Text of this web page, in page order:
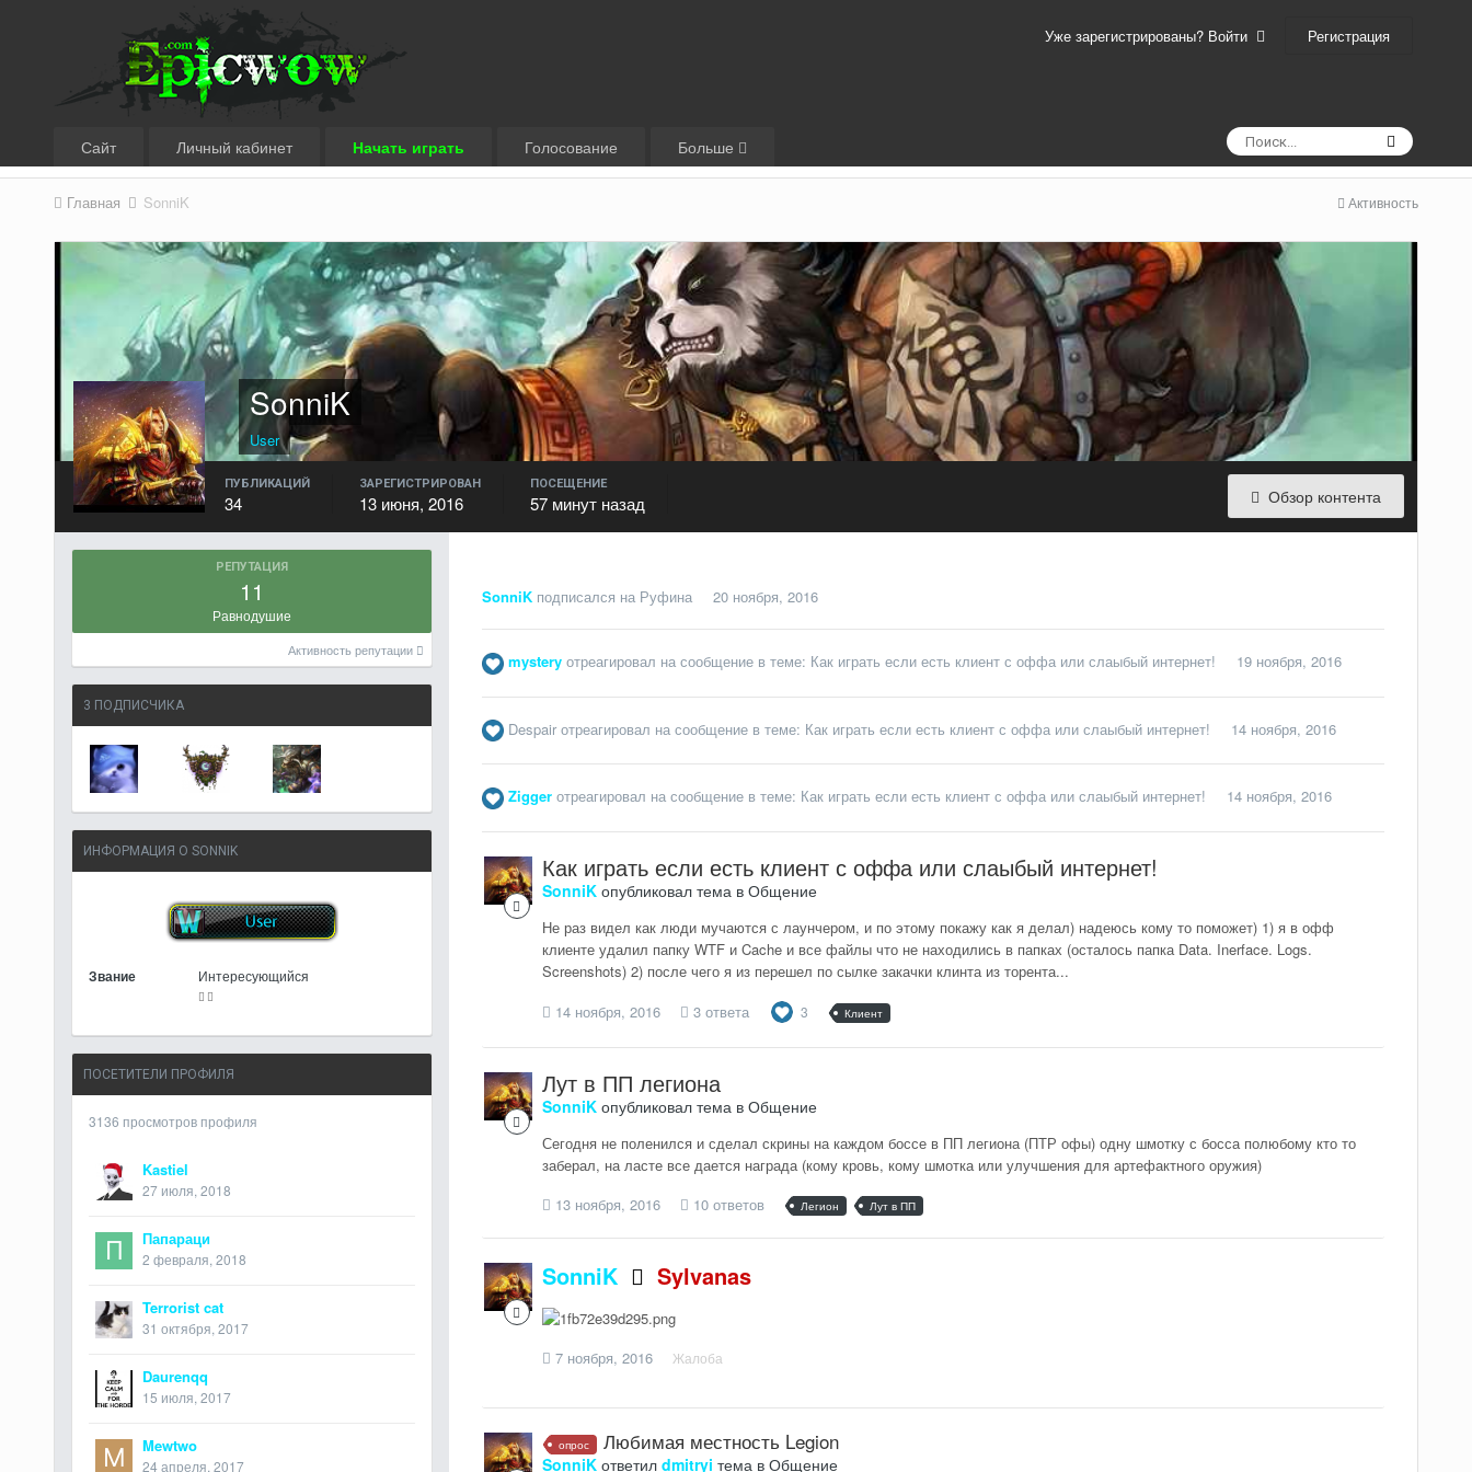
Уже зарегистрированы? Войти Регистрация
Сайт Личный кабинет Начать играть Голосование Больше
Активность
Главная SonniK
SonniK
User
Обзор контента
ПУБЛИКАЦИЙ
34
ЗАРЕГИСТРИРОВАН
13 июня, 2016
ПОСЕЩЕНИЕ
57 минут назад
РЕПУТАЦИЯ
11
Равнодушие
Активность репутации
3 ПОДПИСЧИКА
ИНФОРМАЦИЯ О SONNIK
Звание Интересующийся
ПОСЕТИТЕЛИ ПРОФИЛЯ
3136 просмотров профиля
Kastiel
27 июля, 2018
Папараци
2 февраля, 2018
Terrorist cat
31 октября, 2017
Daurenqq
15 июля, 2017
Mewtwo
24 апреля, 2017
SonniKподписался на Руфина 20 ноября, 2016
mysteryотреагировал на сообщение в теме: Как играть если есть клиент с оффа или слаыбый интернет! 19 ноября, 2016
Despairотреагировал на сообщение в теме: Как играть если есть клиент с оффа или слаыбый интернет! 14 ноября, 2016
Ziggerотреагировал на сообщение в теме: Как играть если есть клиент с оффа или слаыбый интернет! 14 ноября, 2016
Как играть если есть клиент с оффа или слаыбый интернет!
SonniKопубликовал тема в Общение
Не раз видел как люди мучаются с лаунчером, и по этому покажу как я делал) надеюсь кому то поможет) 1) я в офф
клиенте удалил папку WTF и Cache и все файлы что не находились в папках (осталось папка Data. Inerface. Logs.
Screenshots) 2) после чего я из перешел по сылке закачки клинта из торента...
14 ноября, 2016
3 ответа 3 Клиент
Лут в ПП легиона
SonniKопубликовал тема в Общение
Сегодня не поленился и сделал скрины на каждом боссе в ПП легиона (ПТР офы) одну шмотку с босса полюбому кто то
заберал, на ласте все дается награда (кому кровь, кому шмотка или улучшения для артефактного оружия)
13 ноября, 2016
10 ответов Легион Лут в ПП
SonniK Sylvanas
7 ноября, 2016 Жалоба
опрос Любимая местность Legion
SonniKответил dmitryi тема в Общение